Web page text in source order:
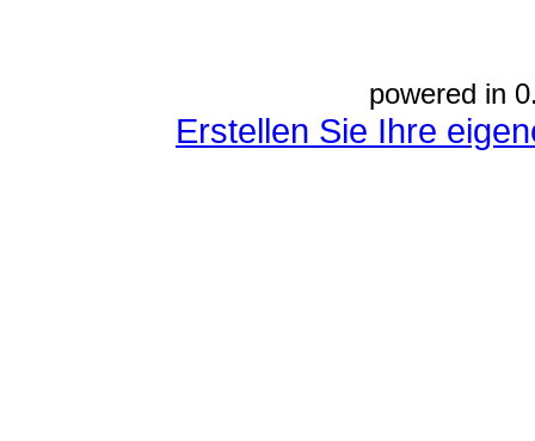
powered in
Erstellen Sie Ihre